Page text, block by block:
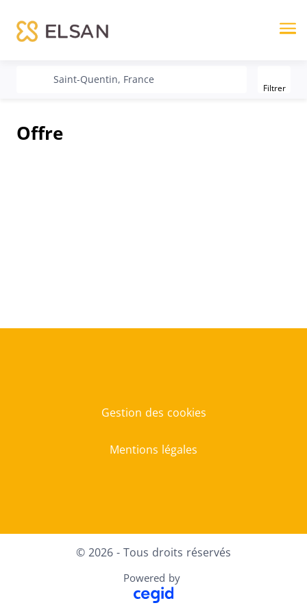
recherche
Saint-Quentin, France
Filtrer
Offre
Gestion des cookies
Mentions légales
© 2026 - Tous droits réservés
Powered by